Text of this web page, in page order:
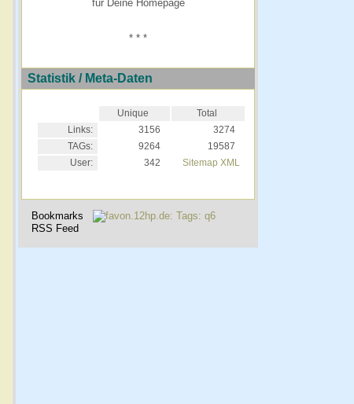
für Deine Homepage
* * *
Statistik / Meta-Daten
Unique
Total
Links:
3156
3274
TAGs:
9264
19587
User:
342 Sitemap XML
Bookmarks
RSS Feed